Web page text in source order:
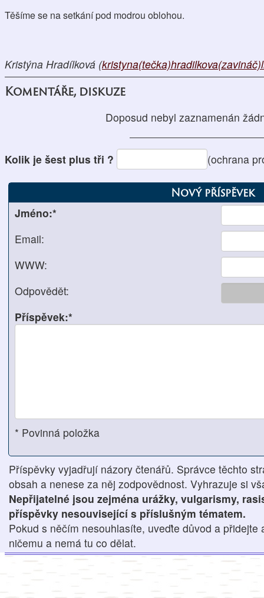
Těšíme se na setkání pod modrou oblohou.
Kristýna Hradílková (
Komentáře, diskuze
Doposud nebyl zaznamenán
Kolik je šest plus tři ? (ochrana
Nový příspěvek
Jméno:*
Email:
WWW:
Odpovědět:
Příspěvek:*
* Povinná položka
Příspěvky vyjadřují názory čtenářů. Správce těchto
obsah a nenese za něj zodpovědnost. Vyhrazuje si
Nepřijatelné jsou zejména urážky, vulgarismy,
příspěvky nesouvisející s příslušným tématem.
Pokud s něčím nesouhlasíte, uveďte důvod a přidejte
ničemu a nemá tu co dělat.